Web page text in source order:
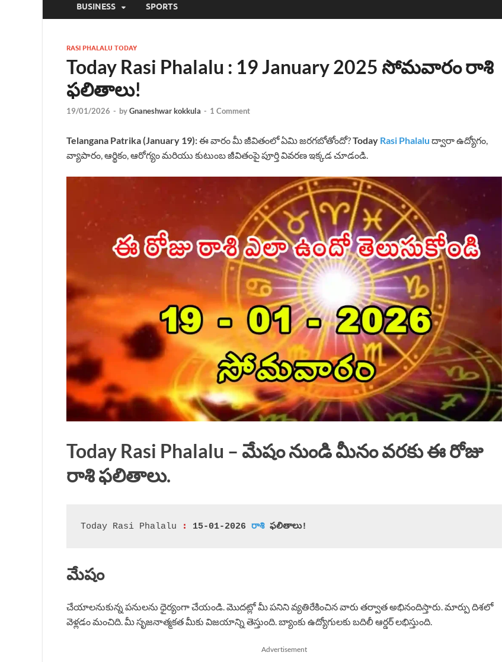
BUSINESS SPORTS
RASI PHALALU TODAY
Today Rasi Phalalu : 19 January 2025 సోమవారం రాశి
ఫలితాలు!
19/01/2026 - byGnaneshwar kokkula - 1 Comment
Telangana Patrika (January 19):ఈ వారం మీ జీవితంలో ఏమి జరగబోతోందో?Today Rasi Phalalu ద్వారా ఉద్యోగం,
వ్యాపారం, ఆర్థికం, ఆరోగ్యం మరియు కుటుంబ జీవితంపై పూర్తి వివరణ ఇక్కడ చూడండి.
Today Rasi Phalalu – మేషం నుండి మీనం వరకు ఈ రోజు
రాశి ఫలితాలు.
Today Rasi Phalalu : 15-01-2026 రాశి ఫలితాలు!
మేషం
చేయాలనుకున్న పనులను ధైర్యంగా చేయండి. మొదట్లో మీ పనిని వ్యతిరేకించిన వారు తర్వాత అభినందిస్తారు. మార్పు దిశలో
వెళ్లడం మంచిది. మీ సృజనాత్మకత మీకు విజయాన్ని తెస్తుంది. బ్యాంకు ఉద్యోగులకు బదిలీ ఆర్డర్ లభిస్తుంది.
Advertisement